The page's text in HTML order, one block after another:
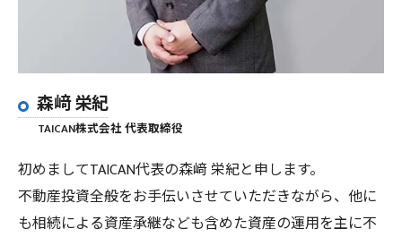
森﨑 栄紀
TAICAN株式会社 代表取締役
初めましてTAICAN代表の森﨑 栄紀と申します。
不動産投資全般をお手伝いさせていただきながら、他に
も相続による資産承継なども含めた資産の運用を主に不